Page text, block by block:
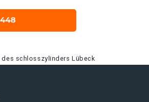
des schlosszylinders Lübeck